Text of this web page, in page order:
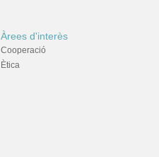
Àrees d'interès
Cooperació
Ètica